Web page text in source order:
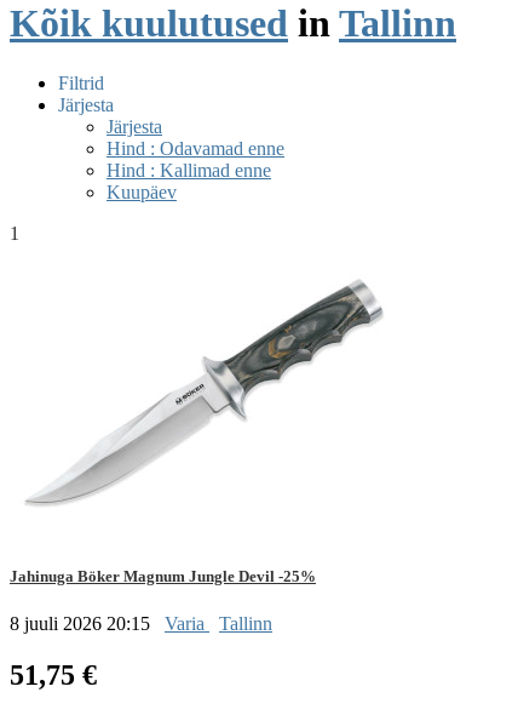
Kõik kuulutused inTallinn
Filtrid
Järjesta
Järjesta
Hind : Odavamad enne
Hind : Kallimad enne
Kuupäev
1
Jahinuga Böker Magnum Jungle Devil -25%
8 juuli 2026 20:15 Varia Tallinn
51,75 €